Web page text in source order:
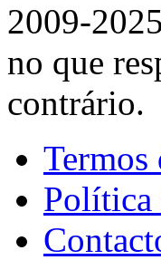
2009-
no que
contrário.
Política